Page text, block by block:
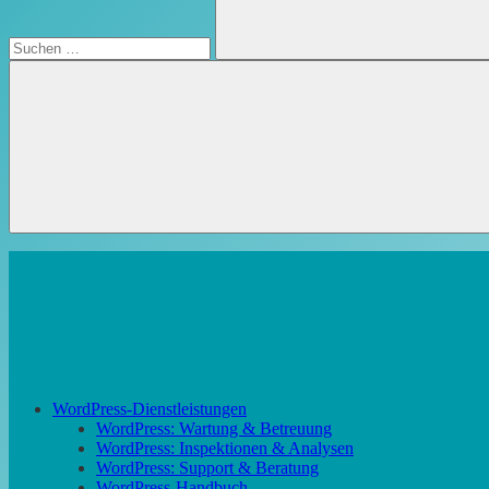
Suchen
WordPress-Dienstleistungen
WordPress: Wartung & Betreuung
WordPress: Inspektionen & Analysen
WordPress: Support & Beratung